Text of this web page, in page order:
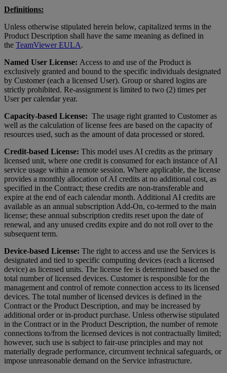
Definitions:
Unless otherwise stipulated herein below, capitalized terms in the
Product Description shall have the same meaning as defined in
the TeamViewer EULA.
Named User License: Access to and use of the Product is
exclusively granted and bound to the specific individuals designated
by Customer (each a licensed User). Group or shared logins are
strictly prohibited. Re-assignment is limited to two (2) times per
User per calendar year.
Capacity-based License: The usage right granted to Customer as
well as the calculation of license fees are based on the capacity of
resources used, such as the amount of data processed or stored.
Credit-based License: This model uses AI credits as the primary
licensed unit, where one credit is consumed for each instance of AI
service usage within a remote session. Where applicable, the license
provides a monthly allocation of AI credits at no additional cost, as
specified in the Contract; these credits are non-transferable and
expire at the end of each calendar month. Additional AI credits are
available as an annual subscription Add-On, co-termed to the main
license; these annual subscription credits reset upon the date of
renewal, and any unused credits expire and do not roll over to the
subsequent term.
Device-based License: The right to access and use the Services is
designated and tied to specific computing devices (each a licensed
device) as licensed units. The license fee is determined based on the
total number of licensed devices. Customer is responsible for the
management and control of remote connection access to its licensed
devices. The total number of licensed devices is defined in the
Contract or the Product Description, and may be increased by
additional order or in-product purchase. Unless otherwise stipulated
in the Contract or in the Product Description, the number of remote
connections to/from the licensed devices is not contractually limited;
however, such use is subject to fair-use principles and may not
materially degrade performance, circumvent technical safeguards, or
impose unreasonable demand on the Service infrastructure.